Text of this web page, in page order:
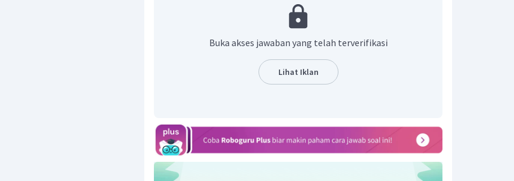
lokus. Jumlah gen pada organisme berbeda-beda. Semakin
kompleks struktur tubuh organisme maka semakin banyak
jumlah gennya.Buka akses jawaban yang telah terverifikasi
Lihat Iklan